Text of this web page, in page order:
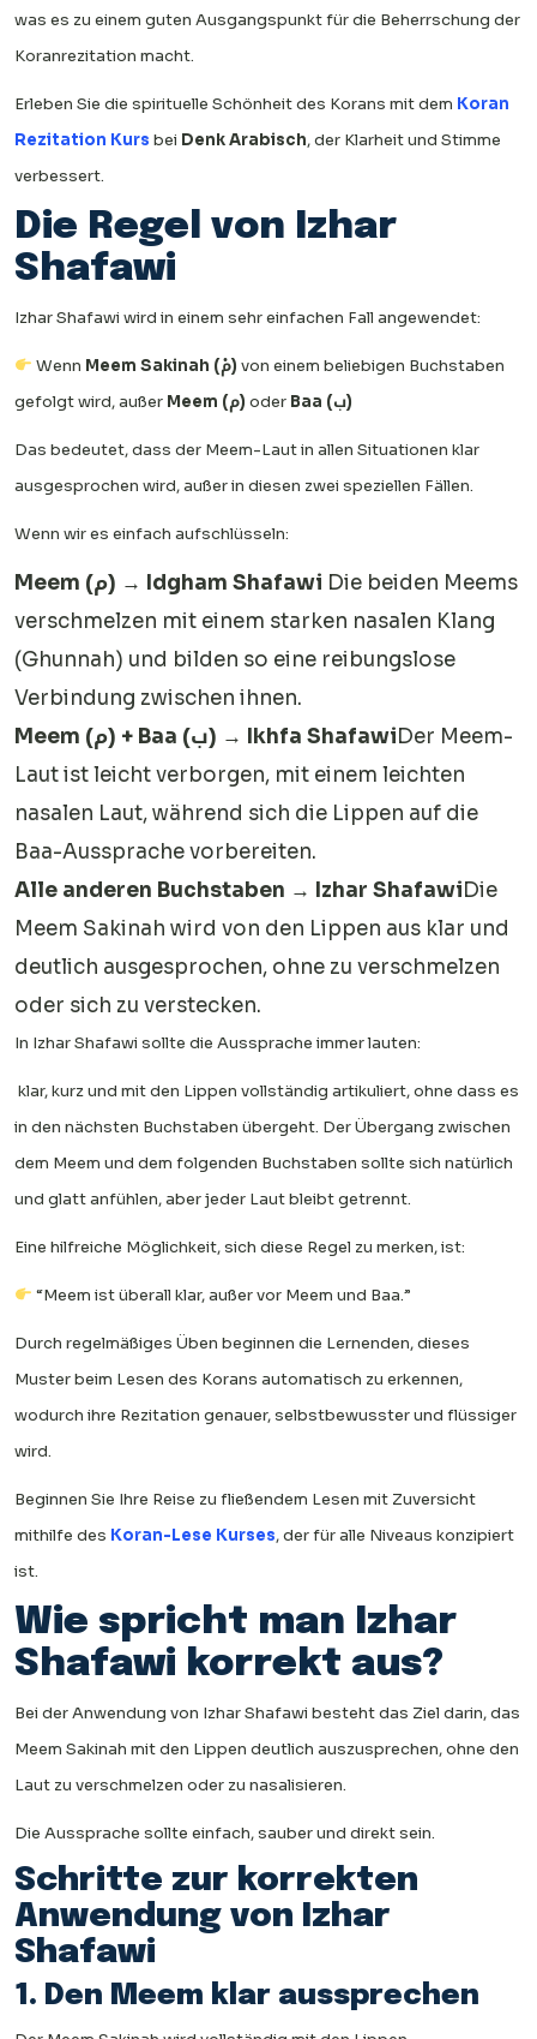
was es zu einem guten Ausgangspunkt für die Beherrschung der
Koranrezitation macht.
Erleben Sie die spirituelle Schönheit des Korans mit dem Koran
Rezitation Kurs bei Denk Arabisch, der Klarheit und Stimme
verbessert.
Die Regel von Izhar
Shafawi
Izhar Shafawi wird in einem sehr einfachen Fall angewendet:
Wenn Meem Sakinah (مْ) von einem beliebigen Buchstaben
gefolgt wird, außer
Meem (م) oder Baa (ب)
Das bedeutet, dass der Meem-Laut in allen Situationen klar
ausgesprochen wird, außer in diesen zwei speziellen Fällen.
Wenn wir es einfach aufschlüsseln:
Meem (م) → Idgham Shafawi Die beiden Meems
verschmelzen mit einem starken nasalen Klang
(Ghunnah) und bilden so eine reibungslose
Verbindung zwischen ihnen.
Meem (م) + Baa (ب) → Ikhfa ShafawiDer Meem-
Laut ist leicht verborgen, mit einem leichten
nasalen Laut, während sich die Lippen auf die
Baa-Aussprache vorbereiten.
Alle anderen Buchstaben → Izhar ShafawiDie
Meem Sakinah wird von den Lippen aus klar und
deutlich ausgesprochen, ohne zu verschmelzen
oder sich zu verstecken.
In Izhar Shafawi sollte die Aussprache immer lauten:
klar, kurz und mit den Lippen vollständig artikuliert, ohne dass es
in den nächsten Buchstaben übergeht. Der Übergang zwischen
dem Meem und dem folgenden Buchstaben sollte sich natürlich
und glatt anfühlen, aber jeder Laut bleibt getrennt.
Eine hilfreiche Möglichkeit, sich diese Regel zu merken, ist:
“Meem ist überall klar, außer vor Meem und Baa.”
Durch regelmäßiges Üben beginnen die Lernenden, dieses
Muster beim Lesen des Korans automatisch zu erkennen,
wodurch ihre Rezitation genauer, selbstbewusster und flüssiger
wird.
Beginnen Sie Ihre Reise zu fließendem Lesen mit Zuversicht
mithilfe des Koran-Lese Kurses, der für alle Niveaus konzipiert
ist.
Wie spricht man Izhar
Shafawi korrekt aus?
Bei der Anwendung von Izhar Shafawi besteht das Ziel darin, das
Meem Sakinah mit den Lippen deutlich auszusprechen, ohne den
Laut zu verschmelzen oder zu nasalisieren.
Die Aussprache sollte einfach, sauber und direkt sein.
Schritte zur korrekten
Anwendung von Izhar
Shafawi
1. Den Meem klar aussprechen